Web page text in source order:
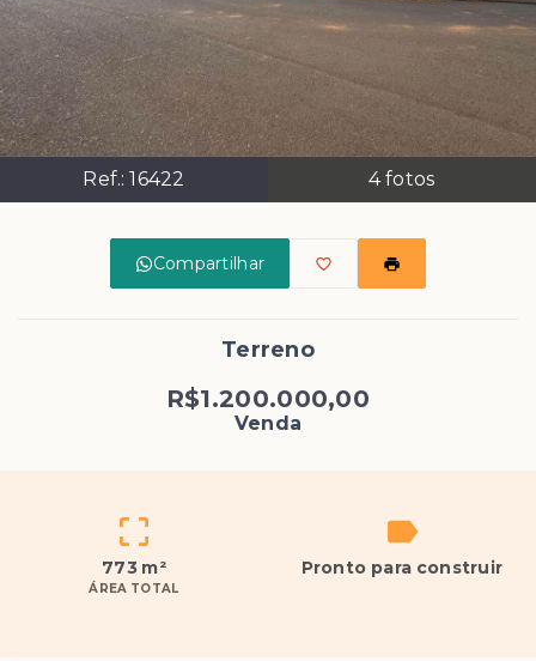
Ref.:16422 4fotos
Compartilhar
Terreno
R$1.200.000,00
Venda
773 m²
ÁREA TOTAL
Pronto para construir